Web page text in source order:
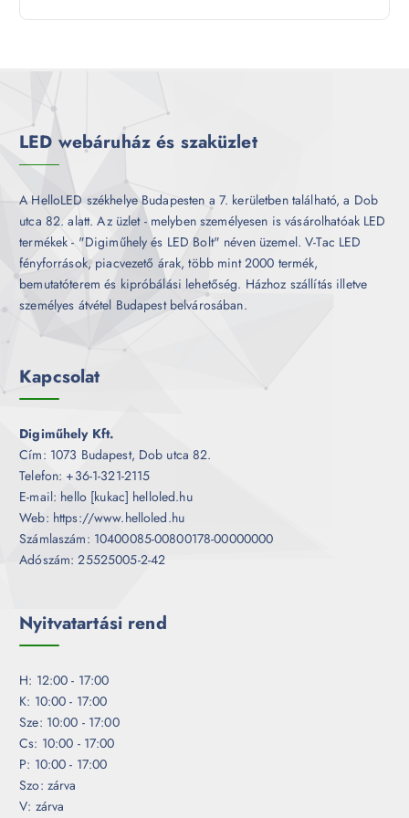
é
r
t
LED webáruház és szaküzlet
A HelloLED székhelye Budapesten a 7. kerületben található, a Dob
utca 82. alatt. Az üzlet - melyben személyesen is vásárolhatóak LED
termékek - "Digiműhely és LED Bolt" néven üzemel. V-Tac LED
fényforrások, piacvezető árak, több mint 2000 termék,
bemutatóterem és kipróbálási lehetőség. Házhoz szállítás illetve
személyes átvétel Budapest belvárosában.
Kapcsolat
Digiműhely Kft.
Cím: 1073 Budapest, Dob utca 82.
Telefon: +36-1-321-2115
E-mail: hello [kukac] helloled.hu
Web: https://www.helloled.hu
Számlaszám: 10400085-00800178-00000000
Adószám: 25525005-2-42
Nyitvatartási rend
H: 12:00 - 17:00
K: 10:00 - 17:00
Sze: 10:00 - 17:00
Cs: 10:00 - 17:00
P: 10:00 - 17:00
Szo: zárva
V: zárva